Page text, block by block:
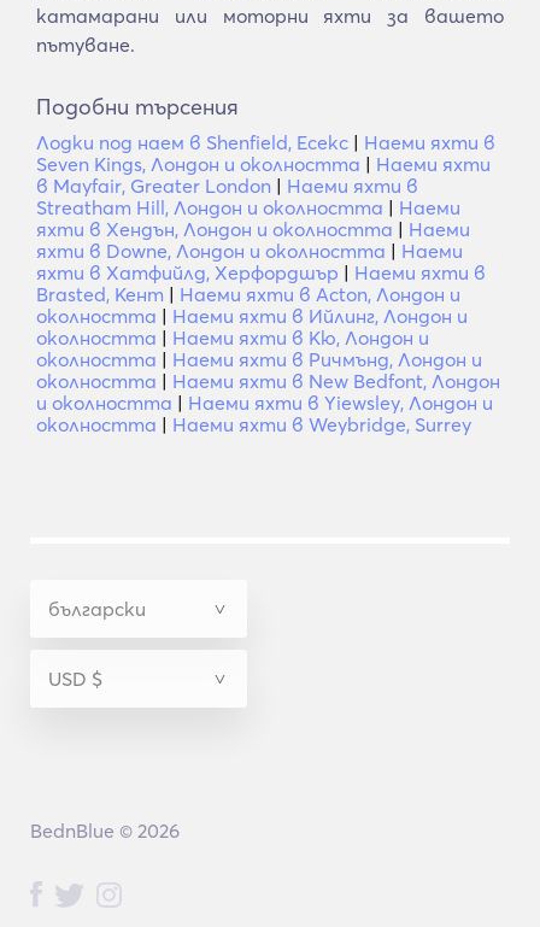
катамарани или моторни яхти за вашето
пътуване.
Подобни търсения
Лодки под наем в Shenfield, Есекс | Наеми яхти в
Seven Kings, Лондон и околността | Наеми яхти
в Mayfair, Greater London | Наеми яхти в
Streatham Hill, Лондон и околността | Наеми
яхти в Хендън, Лондон и околността | Наеми
яхти в Downe, Лондон и околността | Наеми
яхти в Хатфийлд, Херфордшър | Наеми яхти в
Brasted, Кент | Наеми яхти в Acton, Лондон и
околността | Наеми яхти в Ийлинг, Лондон и
околността | Наеми яхти в Кю, Лондон и
околността | Наеми яхти в Ричмънд, Лондон и
околността | Наеми яхти в New Bedfont, Лондон
и околността | Наеми яхти в Yiewsley, Лондон и
околността | Наеми яхти в Weybridge, Surrey
BednBlue © 2026